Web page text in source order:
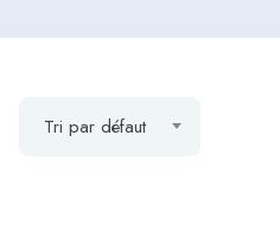
Tri par défaut